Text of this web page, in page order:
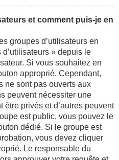
et comment puis-je en
groupes d’utilisateurs en
» depuis le
Si vous souhaitez en
approprié. Cependant,
ne sont pas ouverts aux
peuvent nécessiter une
être privés et d’autres peuvent
est public, vous pouvez le
dédié. Si le groupe est
vous devez cliquer
Le responsable du